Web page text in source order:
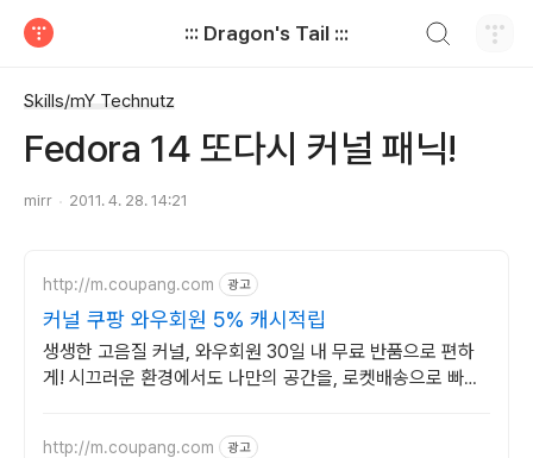
::: Dragon's Tail :::
Skills/mY Technutz
Fedora 14 또다시 커널 패닉!
mirr 2011. 4. 28. 14:21
http://m.coupang.com 광고
커널 쿠팡 와우회원 5% 캐시적립
생생한 고음질 커널, 와우회원 30일 내 무료 반품으로 편하
게! 시끄러운 환경에서도 나만의 공간을, 로켓배송으로 빠르
http://m.coupang.com 광고